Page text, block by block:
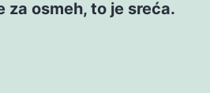
osmeh, to je sreća.